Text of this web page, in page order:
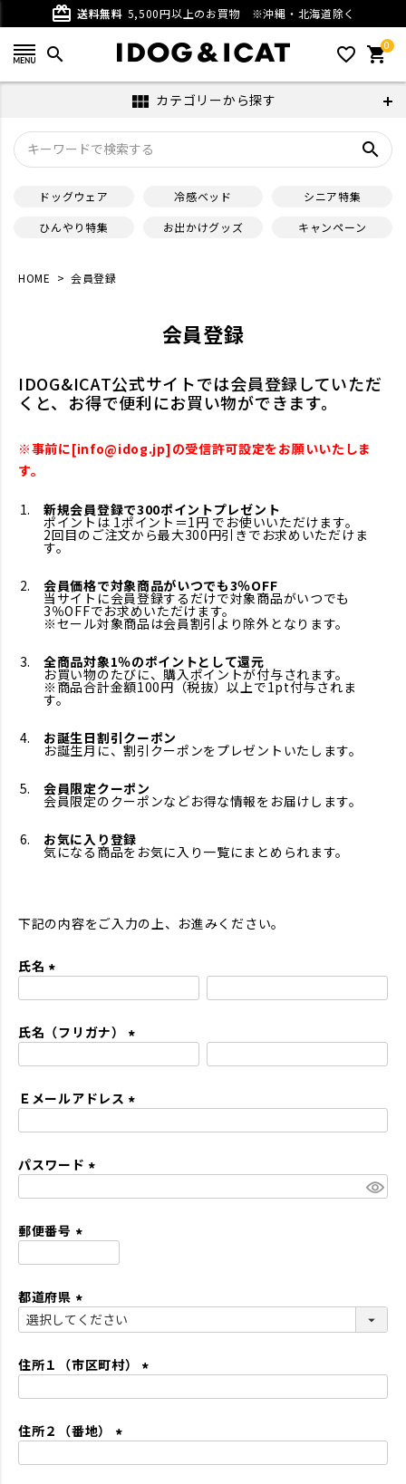
card_giftcard 送料無料 5,500円以上のお買物 ※沖縄・北海道除く
search favorite_outline 0
shopping_cart
view_module カテゴリーから探す
search
ドッグウェア 冷感ベッド
シニア特集
ひんやり特集
お出かけグッズ キャンペーン
HOME 会員登録
会員登録
IDOG&ICAT公式サイトでは会員登録していただ
くと、お得で便利にお買い物ができます。
※事前に[info@idog.jp]の受信許可設定をお願いいたしま
す。
新規会員登録で300ポイントプレゼント
ポイントは 1ポイント＝1円 でお使いいただけます。
2回目のご注文から最大300円引きでお求めいただけま
す。
会員価格で対象商品がいつでも3％OFF
当サイトに会員登録するだけで対象商品がいつでも
3％OFFでお求めいただけます。
※セール対象商品は会員割引より除外となります。
全商品対象1％のポイントとして還元
お買い物のたびに、購入ポイントが付与されます。
※商品合計金額100円（税抜）以上で1pt付与されま
す。
お誕生日割引クーポン
お誕生月に、割引クーポンをプレゼントいたします。
会員限定クーポン
会員限定のクーポンなどお得な情報をお届けします。
お気に入り登録
気になる商品をお気に入り一覧にまとめられます。
下記の内容をご入力の上、お進みください。
氏名
須
氏名（フリガナ）
須
Ｅメールアドレス
パスワード
郵便番号
須
)
都道府県
(
須
住所１（市区町村）
住所２（番地）